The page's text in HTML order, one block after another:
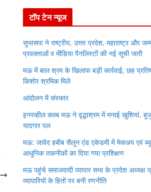
r
टॉप टेन न्यूज
सुभासपा ने राष्ट्रीय, उत्तर प्रदेश, महाराष्ट्र और
प्रवक्ताओं व मीडिया पैनलिस्टों की नई सूची जारी
मऊ में बाल श्रम के खिलाफ बड़ी कार्रवाई, छह
किशोर श्रमिक मिले
आंदोलन में संस्कार
इनरव्हील क्लब मऊ ने वृद्धाश्रम में मनाई खुशियां,
यादगार पल
मऊ: जावेद हबीब सैलून एंड एकेडमी में मेकअप एवं
आधुनिक तकनीकों का दिया गया प्रशिक्षण
मऊ पहुंचे समाजवादी व्यापार सभा के प्रदेश अध्यक्ष
व्यापारियों के हितों पर बनी रणनीति